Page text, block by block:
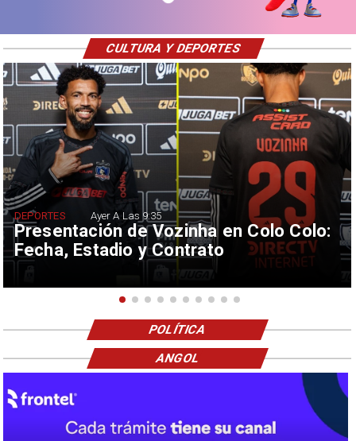
Presentación de Vozinha en Colo Colo:
Fecha, Estadio y Contrato
DEPORTES Ayer A Las 9:35
CULTURA Y DEPORTES
POLÍTICA
ANGOL